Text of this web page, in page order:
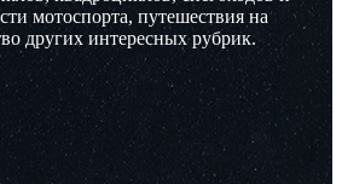
мотоспорта, путешествия на
других интересных рубрик.